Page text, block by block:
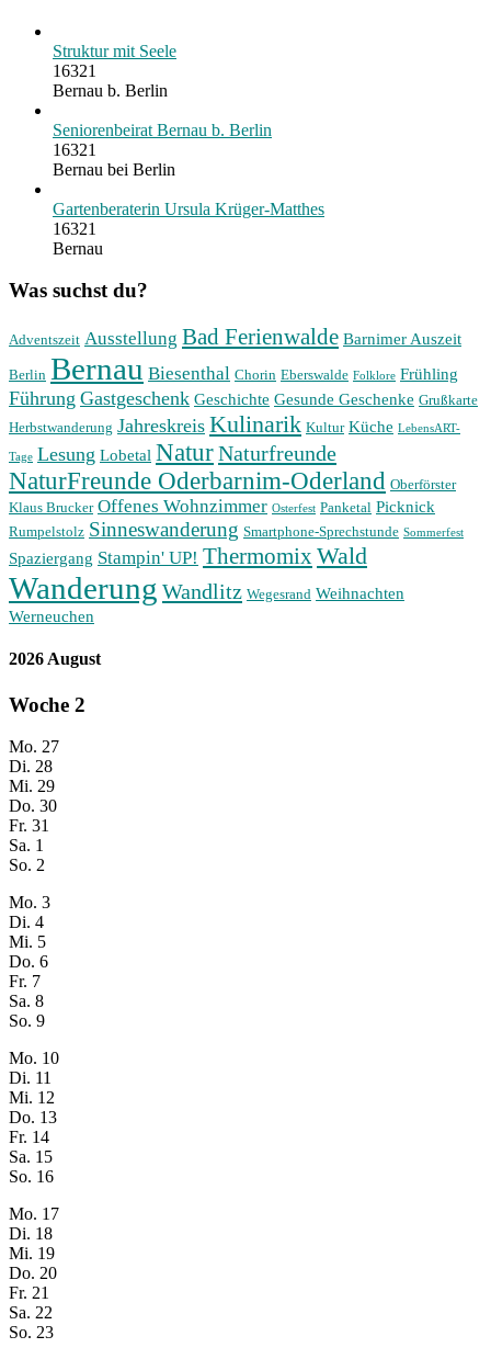
Struktur mit Seele
16321
Bernau b. Berlin
Seniorenbeirat Bernau b. Berlin
16321
Bernau bei Berlin
Gartenberaterin Ursula Krüger-Matthes
16321
Bernau
Was suchst du?
Adventszeit Ausstellung Bad Ferienwalde Barnimer Auszeit
Berlin Bernau Biesenthal Chorin Eberswalde Folklore Frühling
Führung Gastgeschenk Geschichte Gesunde Geschenke Grußkarte
Herbstwanderung Jahreskreis Kulinarik Kultur Küche LebensART-
Tage Lesung Lobetal NaturNaturfreunde
NaturFreunde Oderbarnim-Oderland Oberförster
Klaus Brucker Offenes Wohnzimmer Osterfest Panketal Picknick
Rumpelstolz Sinneswanderung Smartphone-Sprechstunde Sommerfest
Spaziergang Stampin' UP! ThermomixWald
Wanderung Wandlitz Wegesrand Weihnachten
Werneuchen
2026 August
Woche 2
Mo. 27
Di. 28
Mi. 29
Do. 30
Fr. 31
Sa. 1
So. 2
Mo. 3
Di. 4
Mi. 5
Do. 6
Fr. 7
Sa. 8
So. 9
Mo. 10
Di. 11
Mi. 12
Do. 13
Fr. 14
Sa. 15
So. 16
Mo. 17
Di. 18
Mi. 19
Do. 20
Fr. 21
Sa. 22
So. 23